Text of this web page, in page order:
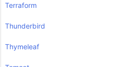
Terraform
Thunderbird
Thymeleaf